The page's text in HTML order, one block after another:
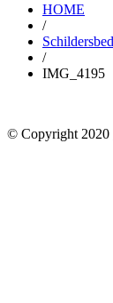
HOME
/
/
IMG_4195
© Copyright 2020